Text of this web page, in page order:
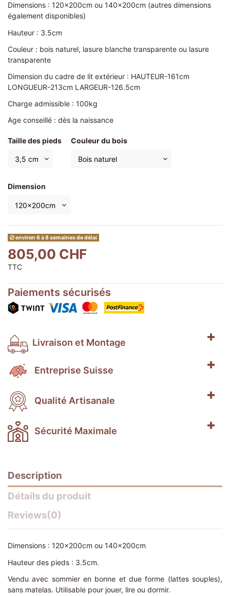
Dimensions : 120x200cm ou 140x200cm (autres dimensions
également disponibles)
Hauteur : 3.5cm
Couleur : bois naturel, lasure blanche transparente ou lasure
transparente
Dimension du cadre de lit extérieur : HAUTEUR-161cm
LONGUEUR-213cm LARGEUR-126.5cm
Charge admissible : 100kg
Age conseillé : dès la naissance
Taille des pieds Couleur du bois
Dimension
environ 6 à 8 semaines de délai
805,00 CHF
TTC
Paiements sécurisés
Livraison et Montage
Entreprise Suisse
Qualité Artisanale
Sécurité Maximale
Description
Détails du produit
Reviews(0)
Dimensions : 120x200cm ou 140x200cm
Hauteur des pieds : 3.5cm.
Vendu avec sommier en bonne et due forme (lattes souples),
sans matelas. Utilisable pour jouer, lire ou dormir.